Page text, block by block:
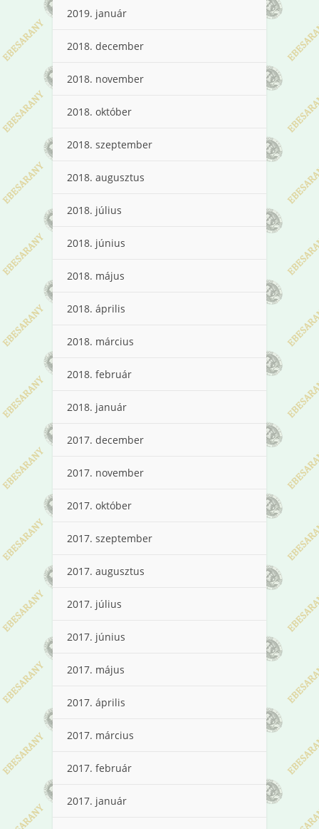
2019. január
2018. december
2018. november
2018. október
2018. szeptember
2018. augusztus
2018. július
2018. június
2018. május
2018. április
2018. március
2018. február
2018. január
2017. december
2017. november
2017. október
2017. szeptember
2017. augusztus
2017. július
2017. június
2017. május
2017. április
2017. március
2017. február
2017. január